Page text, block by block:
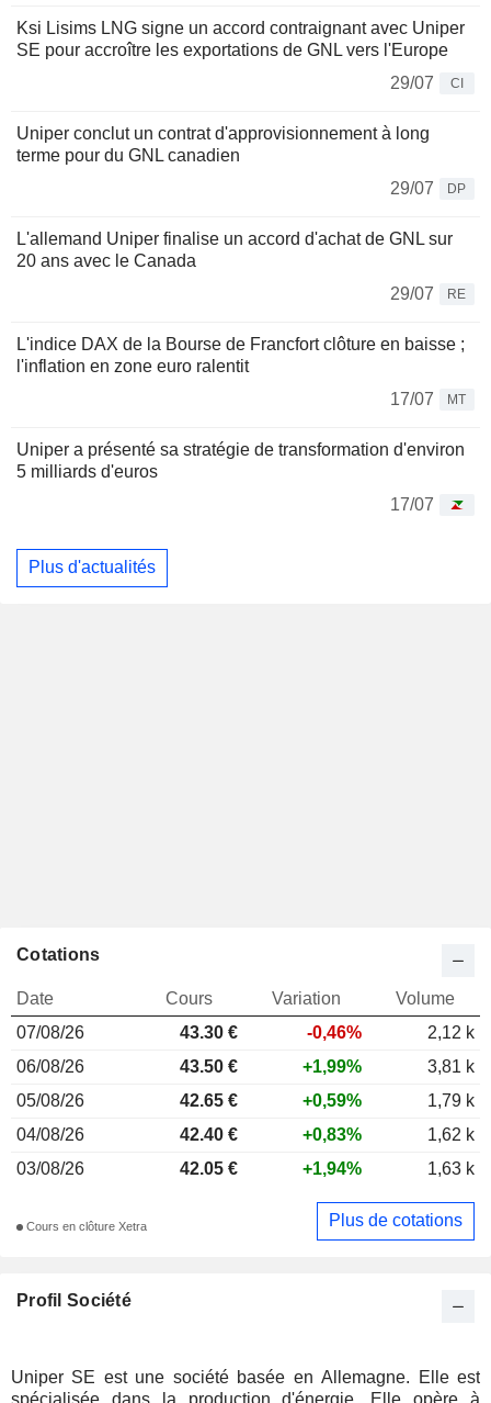
Ksi Lisims LNG signe un accord contraignant avec Uniper
SE pour accroître les exportations de GNL vers l'Europe
29/07
CI
Uniper conclut un contrat d'approvisionnement à long
terme pour du GNL canadien
29/07
DP
L'allemand Uniper finalise un accord d'achat de GNL sur
20 ans avec le Canada
29/07
RE
L'indice DAX de la Bourse de Francfort clôture en baisse ;
l'inflation en zone euro ralentit
17/07
MT
Uniper a présenté sa stratégie de transformation d'environ
5 milliards d'euros
17/07
Plus d'actualités
Profil Société
Uniper SE est une société basée en Allemagne. Elle est
spécialisée dans la production d'énergie. Elle opère à
Cotations
Date Cours Variation
Volume
07/08/26
43.30 € -0,46%
2,12 k
06/08/26
43.50 € +1,99%
3,81 k
05/08/26
42.65 € +0,59%
1,79 k
04/08/26
42.40 € +0,83%
1,62 k
03/08/26
42.05 € +1,94% 1,63 k
Cours en clôture Xetra Plus de cotations